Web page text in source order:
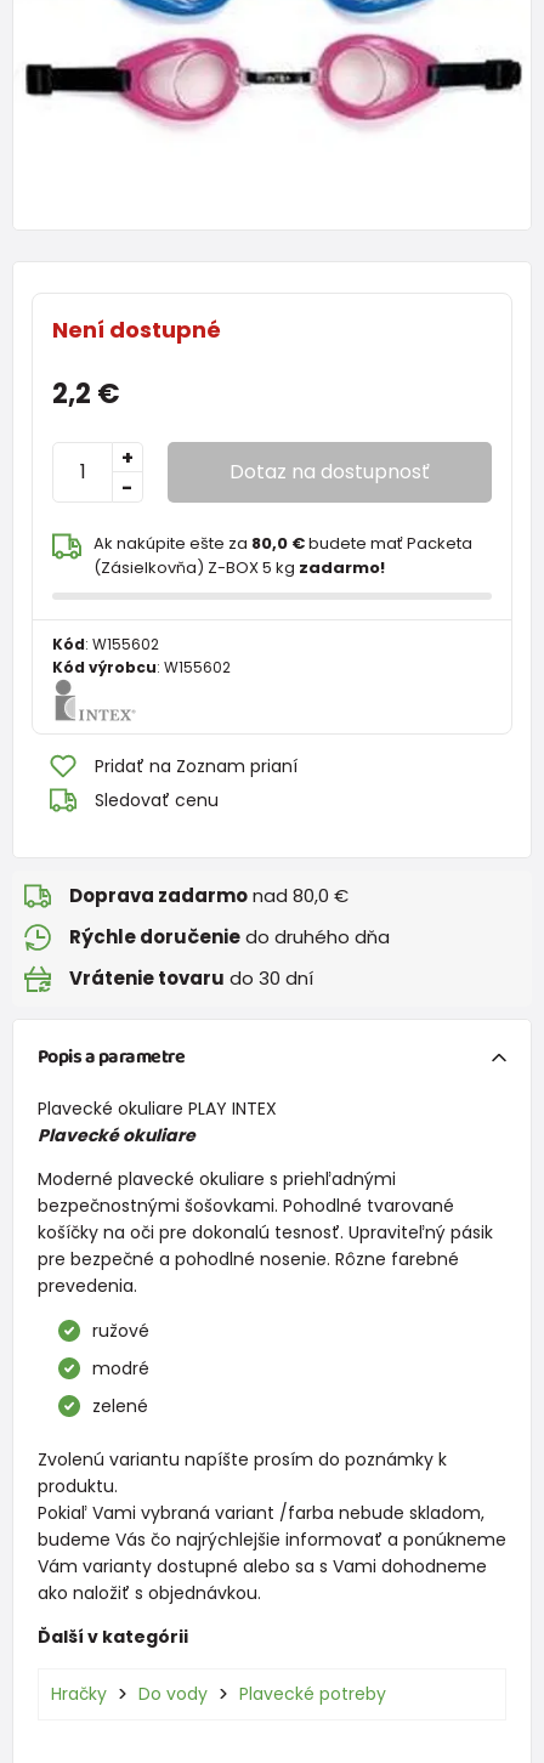
Není dostupné
2,2 €
-
+ Dotaz na dostupnosť
Ak nakúpite ešte za 80,0 €budete mať Packeta
(Zásielkovňa) Z-BOX 5 kg zadarmo!
Kód: W155602
Kód výrobcu: W155602
Pridať na Zoznam prianí
Sledovať cenu
Doprava zadarmonad 80,0 €
Rýchle doručeniedo druhého dňa
Vrátenie tovaru do 30 dní
Popis a parametre
Plavecké okuliare PLAY INTEX
Plavecké okuliare
Moderné plavecké okuliare s priehľadnými
bezpečnostnými šošovkami. Pohodlné tvarované
košíčky na oči pre dokonalú tesnosť. Upraviteľný pásik
pre bezpečné a pohodlné nosenie. Rôzne farebné
prevedenia.
ružové
modré
zelené
Zvolenú variantu napíšte prosím do poznámky k
produktu.
Pokiaľ Vami vybraná variant /farba nebude skladom,
budeme Vás čo najrýchlejšie informovať a ponúkneme
Vám varianty dostupné alebo sa s Vami dohodneme
ako naložiť s objednávkou.
Ďalší v kategórii
Hračky Do vody Plavecké potreby